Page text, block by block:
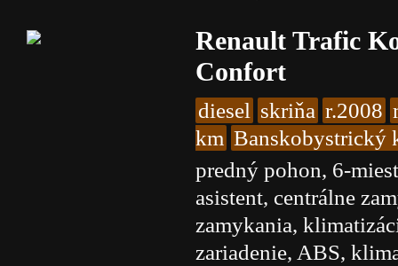
Renault Trafic
Confort
diesel skriňa r.2008
km Banskobystrický
predný pohon, 6-
asistent, centrálne
zamykania,
zariadenie, ABS,